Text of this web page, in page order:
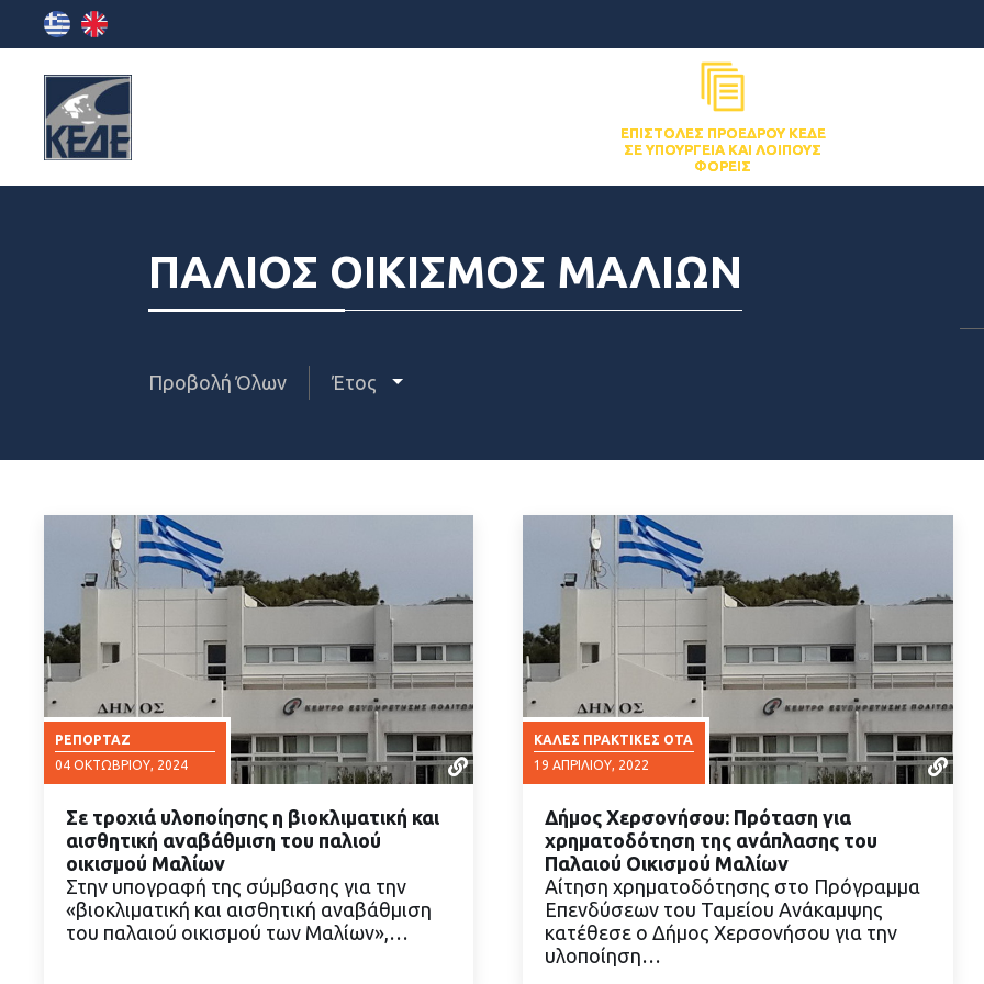
ΕΠΙΣΤΟΛΈΣ ΠΡΟΈΔΡΟΥ ΚΕΔΕ
ΣΕ ΥΠΟΥΡΓΕΊΑ ΚΑΙ ΛΟΙΠΟΎΣ
ΦΟΡΕΊΣ
ΠΑΛΙΟΣ ΟΙΚΙΣΜΟΣ ΜΑΛΙΩΝ
Προβολή Όλων Έτος
ΡΕΠΟΡΤΆΖ
04 ΟΚΤΩΒΡΊΟΥ, 2024
ΔΙΑΒΑΣΤΕ ΠΕΡΙΣΣΟΤΕΡΑ
Σε τροχιά υλοποίησης η βιοκλιματική και
αισθητική αναβάθμιση του παλιού
οικισμού Μαλίων
Στην υπογραφή της σύμβασης για την
«βιοκλιματική και αισθητική αναβάθμιση
του παλαιού οικισμού των Μαλίων»,…
ΚΑΛΈΣ ΠΡΑΚΤΙΚΈΣ ΟΤΑ
19 ΑΠΡΙΛΊΟΥ, 2022
ΔΙΑΒΑΣΤΕ ΠΕΡΙΣΣΟΤΕΡΑ
Δήμος Χερσονήσου: Πρόταση για
χρηματοδότηση της ανάπλασης του
Παλαιού Οικισμού Μαλίων
Αίτηση χρηματοδότησης στο Πρόγραμμα
Επενδύσεων του Ταμείου Ανάκαμψης
κατέθεσε ο Δήμος Χερσονήσου για την
υλοποίηση…